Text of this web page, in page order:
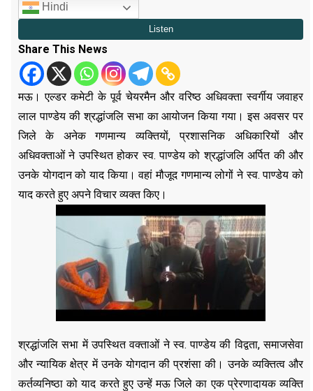
Hindi
Share This News
मऊ। एल्डर कमेटी के पूर्व चेयरमैन और वरिष्ठ अधिवक्ता स्वर्गीय जवाहर
लाल पाण्डेय की श्रद्धांजलि सभा का आयोजन किया गया। इस अवसर पर
जिले के अनेक गणमान्य व्यक्तियों, प्रशासनिक अधिकारियों और
अधिवक्ताओं ने उपस्थित होकर स्व. पाण्डेय को श्रद्धांजलि अर्पित की और
उनके योगदान को याद किया। वहां मौजूद गणमान्य लोगों ने स्व. पाण्डेय को
याद करते हुए अपने विचार व्यक्त किए।
श्रद्धांजलि सभा में उपस्थित वक्ताओं ने स्व. पाण्डेय की विद्वता, समाजसेवा
और न्यायिक क्षेत्र में उनके योगदान की प्रशंसा की। उनके व्यक्तित्व और
कर्तव्यनिष्ठा को याद करते हुए उन्हें मऊ जिले का एक प्रेरणादायक व्यक्ति